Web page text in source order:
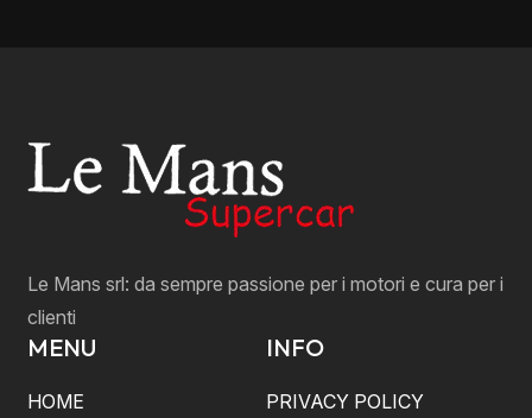
Le Mans srl: da sempre passione per i motori e cura per i
clienti
MENU
HOME
INFO
PRIVACY POLICY